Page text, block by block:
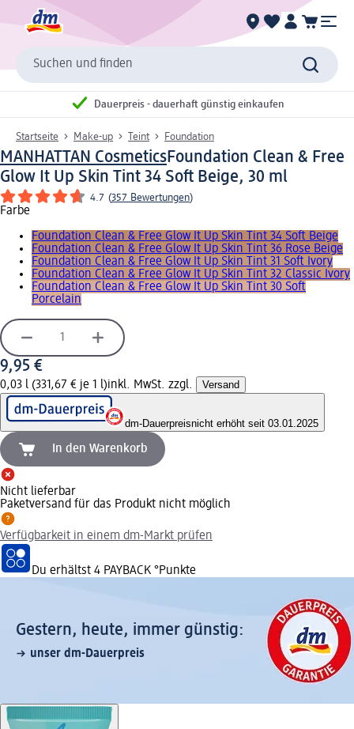
Suchen und finden
Dauerpreis - dauerhaft günstig einkaufen
Startseite Make-up Teint Foundation
MANHATTAN CosmeticsFoundation Clean & Free
Glow It Up Skin Tint 34 Soft Beige, 30 ml
4.7 (357 Bewertungen)
Farbe
Foundation Clean & Free Glow It Up Skin Tint 34 Soft Beige
Foundation Clean & Free Glow It Up Skin Tint 36 Rose Beige
Foundation Clean & Free Glow It Up Skin Tint 31 Soft Ivory
Foundation Clean & Free Glow It Up Skin Tint 32 Classic Ivory
Foundation Clean & Free Glow It Up Skin Tint 30 Soft
Porcelain
9,95 €
0,03 l (331,67 € je 1 l)inkl. MwSt. zzgl. Versand
dm-Dauerpreisnicht erhöht seit 03.01.2025
In den Warenkorb
Nicht lieferbar
Paketversand für das Produkt nicht möglich
Verfügbarkeit in einem dm-Markt prüfen
Du erhältst 4 PAYBACK °Punkte
Gestern, heute, immer günstig:
unser dm-Dauerpreis